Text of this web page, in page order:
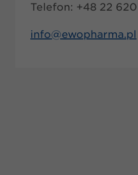
Telefon: +48 22 620
info@ewopharma.pl